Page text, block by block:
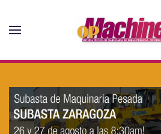
Skip to main content